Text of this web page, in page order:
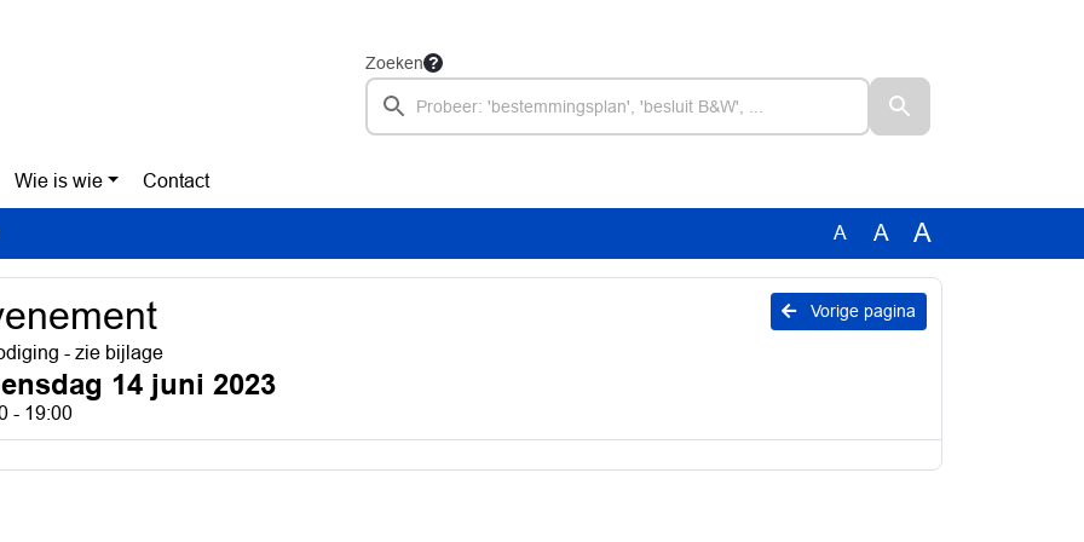
Zoeken
Wie is wie Contact
A A A
Vorige pagina
- zie bijlage
14 juni 2023
- 19:00